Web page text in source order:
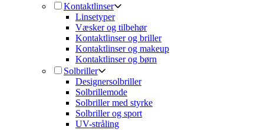
Kontaktlinser
Linsetyper
Væsker og tilbehør
Kontaktlinser og briller
Kontaktlinser og makeup
Kontaktlinser og børn
Solbriller
Designersolbriller
Solbrillemode
Solbriller med styrke
Solbriller og sport
UV-stråling